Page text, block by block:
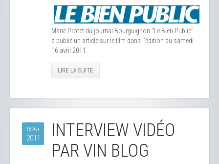
Marie Protet du journal Bourguignon "Le Bien Public"
a publié un article sur le film dans l'édition du samedi
16 avril 2011.
LIRE LA SUITE
18 Avr
2011
INTERVIEW VIDÉO
PAR VIN BLOG